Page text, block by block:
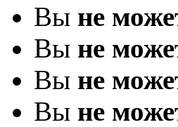
Вы не
Вы не
Вы не
Вы не